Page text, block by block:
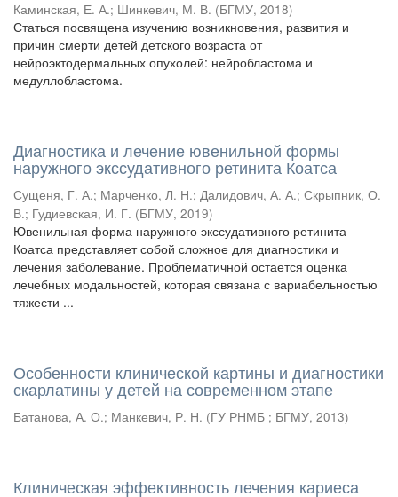
Каминская, Е. А.; Шинкевич, М. В. (БГМУ, 2018)
Статься посвящена изучению возникновения, развития и
причин смерти детей детского возраста от
нейроэктодермальных опухолей: нейробластома и
медуллобластома.
Диагностика и лечение ювенильной формы
наружного экссудативного ретинита Коатса
Сущеня, Г. А.; Марченко, Л. Н.; Далидович, А. А.; Скрыпник, О.
В.; Гудиевская, И. Г. (БГМУ, 2019)
Ювенильная форма наружного экссудативного ретинита
Коатса представляет собой сложное для диагностики и
лечения заболевание. Проблематичной остается оценка
лечебных модальностей, которая связана с вариабельностью
тяжести ...
Особенности клинической картины и диагностики
скарлатины у детей на современном этапе
Батанова, А. О.; Манкевич, Р. Н. (ГУ РНМБ ; БГМУ, 2013)
Клиническая эффективность лечения кариеса